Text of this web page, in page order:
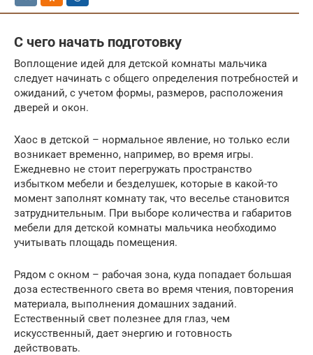
С чего начать подготовку
Воплощение идей для детской комнаты мальчика
следует начинать с общего определения потребностей и
ожиданий, с учетом формы, размеров, расположения
дверей и окон.
Хаос в детской – нормальное явление, но только если
возникает временно, например, во время игры.
Ежедневно не стоит перегружать пространство
избытком мебели и безделушек, которые в какой-то
момент заполнят комнату так, что веселье становится
затруднительным. При выборе количества и габаритов
мебели для детской комнаты мальчика необходимо
учитывать площадь помещения.
Рядом с окном – рабочая зона, куда попадает большая
доза естественного света во время чтения, повторения
материала, выполнения домашних заданий.
Естественный свет полезнее для глаз, чем
искусственный, дает энергию и готовность
действовать.